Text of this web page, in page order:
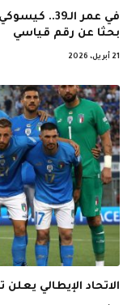
في عمر
بحثا عن رقم قياسي
21 أبريل، 2026
الاتحاد الإيطالي